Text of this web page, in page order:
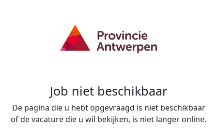
Job niet beschikbaar
De pagina die u hebt opgevraagd is niet beschikbaar
of de vacature die u wil bekijken, is niet langer online.